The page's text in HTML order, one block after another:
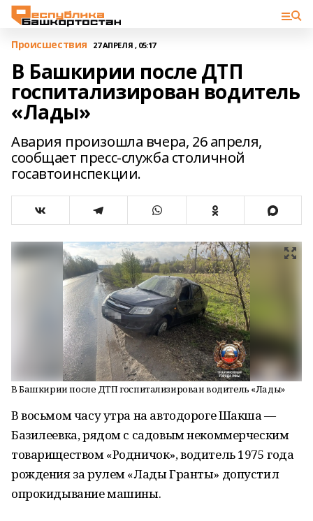
Происшествия 27 АПРЕЛЯ , 05:17
В Башкирии после ДТП
госпитализирован водитель
«Лады»
Авария произошла вчера, 26 апреля,
сообщает пресс-служба столичной
госавтоинспекции.
В Башкирии после ДТП госпитализирован водитель «Лады»
В восьмом часу утра на автодороге Шакша —
Базилеевка, рядом с садовым некоммерческим
товариществом «Родничок», водитель 1975 года
рождения за рулем «Лады Гранты» допустил
опрокидывание машины.